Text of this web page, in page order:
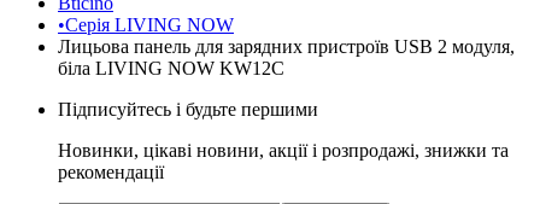
•Серія LIVING NOW
Лицьова панель для зарядних пристроїв USB 2 модуля,
біла LIVING NOW KW12C
Підписуйтесь і будьте першими
Новинки, цікаві новини, акції і розпродажі, знижки та
рекомендації